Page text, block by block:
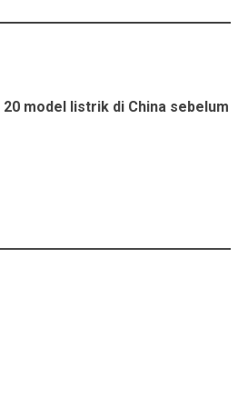
20 model listrik di China sebelum